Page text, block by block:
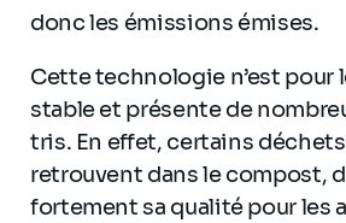
donc les émissions émises.
Cette technologie n’est pour
stable et présente de
tris. En effet, certains
retrouvent dans le compost,
fortement sa qualité pour les